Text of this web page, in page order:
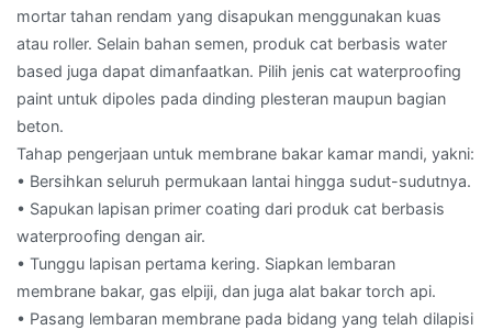
mortar tahan rendam yang disapukan menggunakan kuas
atau roller. Selain bahan semen, produk cat berbasis water
based juga dapat dimanfaatkan. Pilih jenis cat waterproofing
paint untuk dipoles pada dinding plesteran maupun bagian
beton.
Tahap pengerjaan untuk membrane bakar kamar mandi, yakni:
• Bersihkan seluruh permukaan lantai hingga sudut-sudutnya.
• Sapukan lapisan primer coating dari produk cat berbasis
waterproofing dengan air.
• Tunggu lapisan pertama kering. Siapkan lembaran
membrane bakar, gas elpiji, dan juga alat bakar torch api.
• Pasang lembaran membrane pada bidang yang telah dilapisi